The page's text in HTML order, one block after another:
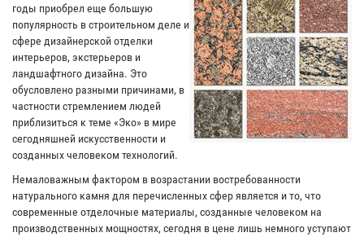
годы приобрел еще большую
популярность в строительном деле и
сфере дизайнерской отделки
интерьеров, экстерьеров и
ландшафтного дизайна. Это
обусловлено разными причинами, в
частности стремлением людей
приблизиться к теме «Эко» в мире
сегодняшней искусственности и
созданных человеком технологий.
Немаловажным фактором в возрастании востребованности
натурального камня для перечисленных сфер является и то, что
современные отделочные материалы, созданные человеком на
производственных мощностях, сегодня в цене лишь немного уступают